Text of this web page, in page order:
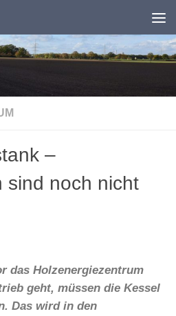
–
sind noch nicht
das Holzenergiezentrum
geht, müssen die Kessel
Das wird in den